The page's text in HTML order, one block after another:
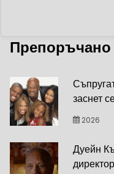
Препоръчано
заснет
2026
Дуейн